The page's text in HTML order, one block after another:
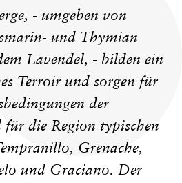
- umgeben von
und Thymian
Lavendel, - bilden ein
Terroir und sorgen für
der
die Region typischen
Grenache,
und Graciano. Der